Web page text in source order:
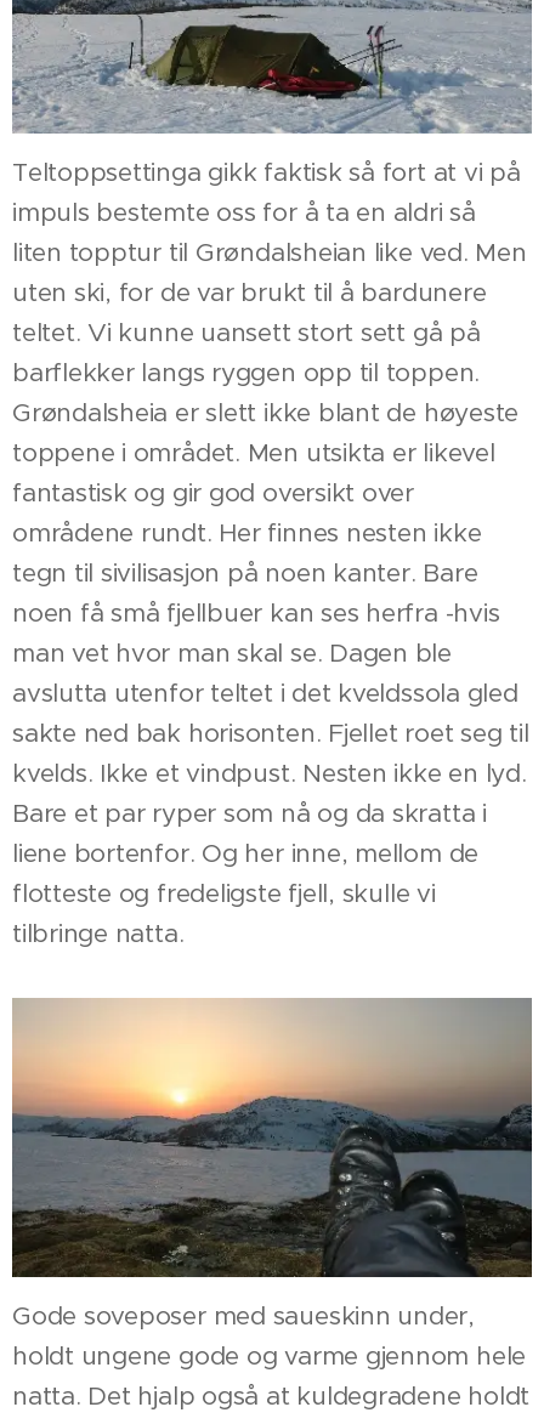
Teltoppsettinga gikk faktisk så fort at vi på
impuls bestemte oss for å ta en aldri så
liten topptur til Grøndalsheian like ved. Men
uten ski, for de var brukt til å bardunere
teltet. Vi kunne uansett stort sett gå på
barflekker langs ryggen opp til toppen.
Grøndalsheia er slett ikke blant de høyeste
toppene i området. Men utsikta er likevel
fantastisk og gir god oversikt over
områdene rundt. Her finnes nesten ikke
tegn til sivilisasjon på noen kanter. Bare
noen få små fjellbuer kan ses herfra -hvis
man vet hvor man skal se. Dagen ble
avslutta utenfor teltet i det kveldssola gled
sakte ned bak horisonten. Fjellet roet seg til
kvelds. Ikke et vindpust. Nesten ikke en lyd.
Bare et par ryper som nå og da skratta i
liene bortenfor. Og her inne, mellom de
flotteste og fredeligste fjell, skulle vi
tilbringe natta.
Gode soveposer med saueskinn under,
holdt ungene gode og varme gjennom hele
natta. Det hjalp også at kuldegradene holdt